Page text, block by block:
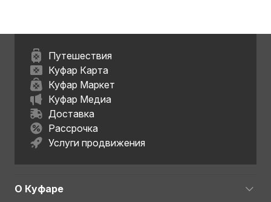
Путешествия
Куфар Карта
Куфар Маркет
Куфар Медиа
Доставка
Рассрочка
Услуги продвижения
О Куфаре